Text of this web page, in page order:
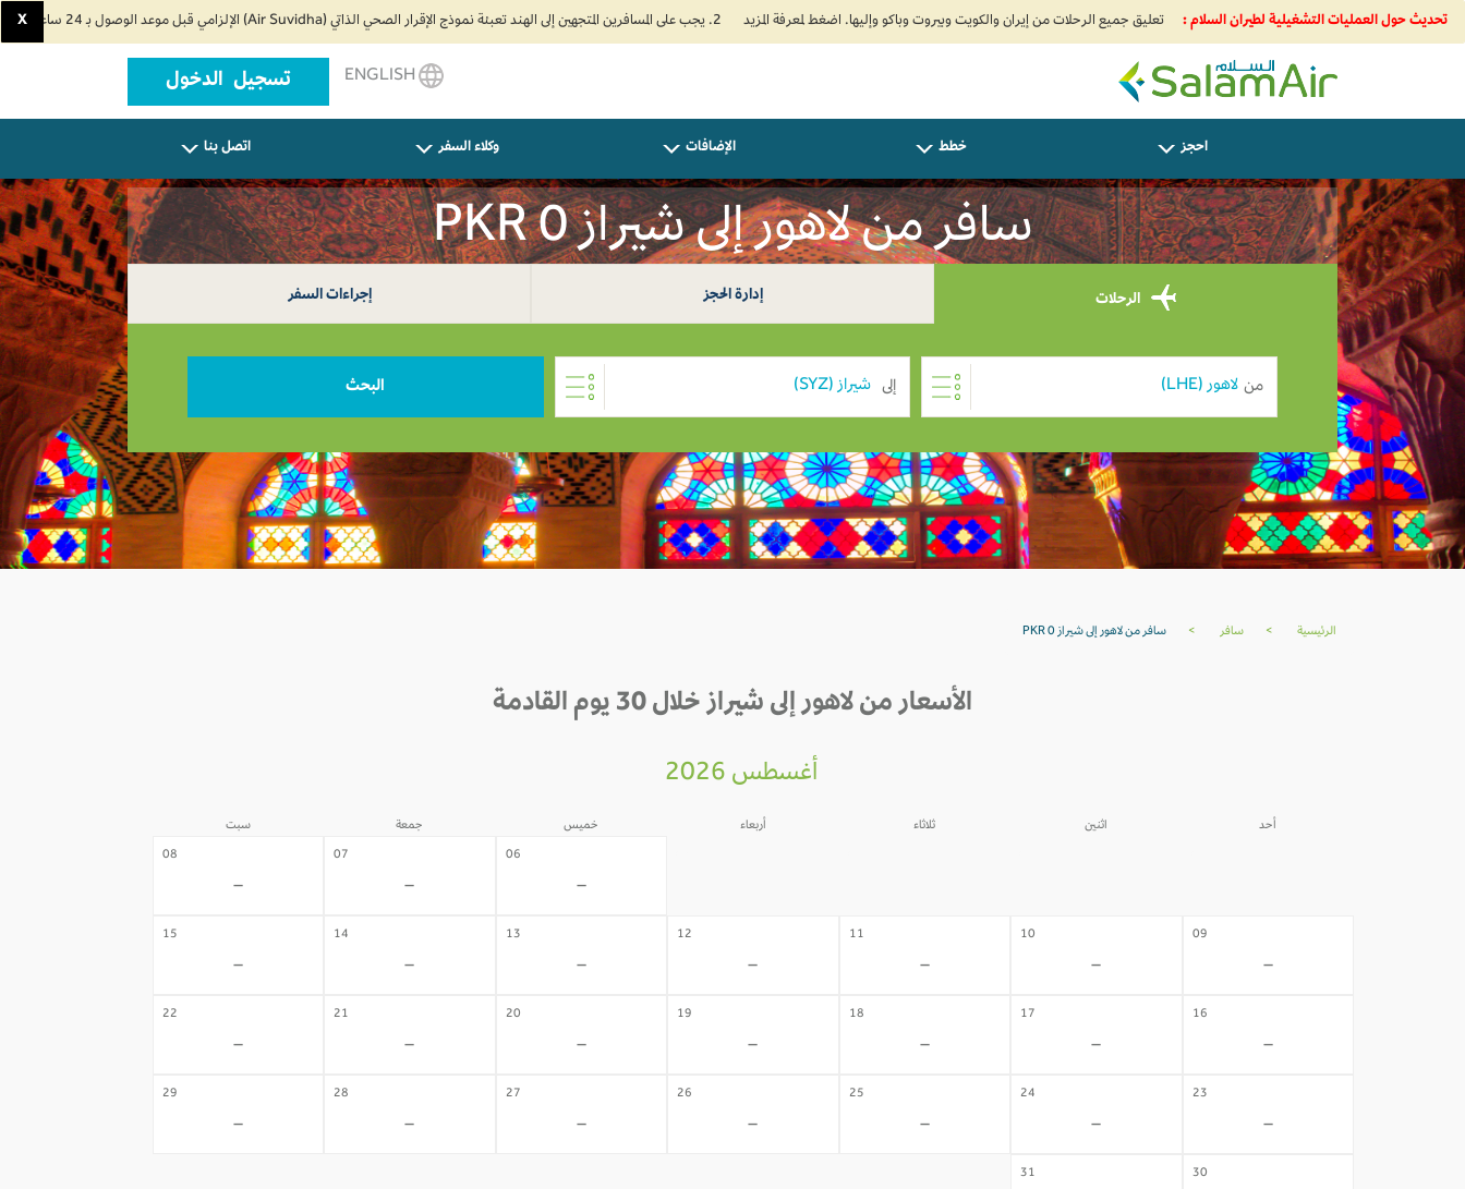
تحديث حول العمليات التشغيلية لطيران السلام : 2. يجب على المسافرين المتجهين إلى الهند تعبئة نموذج الإقرار الصحي الذاتي (Air Suvidha) الإلزامي قبل موعد الوصول بـ 24 ساعة على الأقل. اضغط هنا للدخول إلى بوابة Air Suvidha. X
SalamAir
تسجيل الدخول
احجز خطط الإضافات وكلاء السفر اتصل بنا
سافر من لاهور إلى شيراز PKR 0
الرحلات إدارة الحجز إجراءات السفر
من إلى البحث
الرئيسية > سافر > سافر من لاهور إلى شيراز PKR 0
الأسعار من لاهور إلى شيراز خلال 30 يوم القادمة
أغسطس 2026
أحد اثنين ثلاثاء أربعاء خميس جمعة سبت
06
-
07
-
08
-
09
-
10
-
11
-
12
-
13
-
14
-
15
-
16
-
17
-
18
-
19
-
20
-
21
-
22
-
23
-
24
-
25
-
26
-
27
-
28
-
29
-
30
31